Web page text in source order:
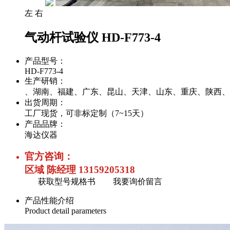
左 右
气动杆试验仪 HD-F773-4
产品型号：
HD-F773-4
生产研销：
、湖南、福建、广东、昆山、天津、山东、重庆、陕西
出货周期：
工厂现货，可非标定制（7~15天）
产品品牌：
海达仪器
官方咨询：
区域 陈经理 13159205318
获取型号规格书 我要询价留言
产品性能介绍
Product detail parameters